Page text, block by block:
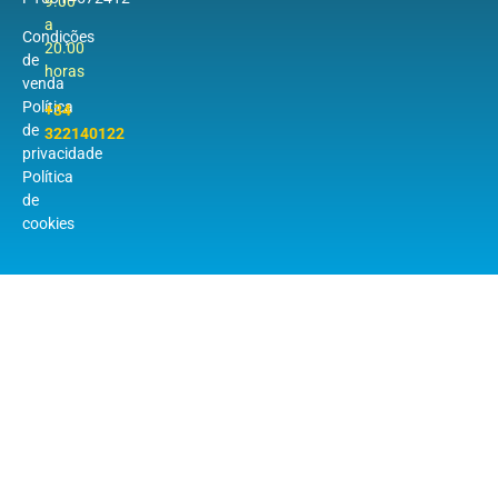
Condições
de
venda
Política
de
privacidade
Política
de
cookies
a
20.00
horas
+34
322140122